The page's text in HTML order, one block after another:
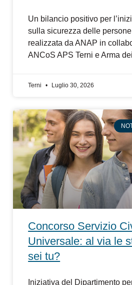
Un bilancio positivo per
sulla sicurezza delle
realizzata da ANAP in
ANCoS APS Terni e Arma
Terni Luglio 30, 2026
Concorso Servizio
Universale: al via le
sei tu?
Iniziativa del Dipartimento